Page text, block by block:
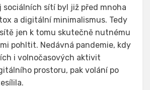
sociálních sítí byl již před mnoha
a digitální minimalismus. Tedy
jen k tomu skutečně nutnému
pohltit. Nedávná pandemie, kdy
i volnočasových aktivit
prostoru, pak volání po